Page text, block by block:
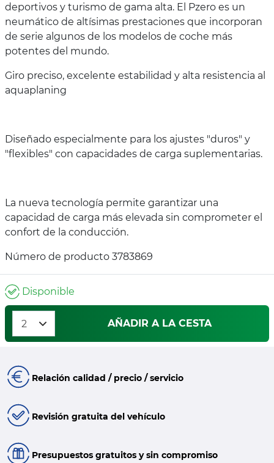
deportivos y turismo de gama alta. El Pzero es un
neumático de altísimas prestaciones que incorporan
de serie algunos de los modelos de coche más
potentes del mundo.
Giro preciso, excelente estabilidad y alta resistencia al
aquaplaning
Diseñado especialmente para los ajustes "duros" y
"flexibles" con capacidades de carga suplementarias.
La nueva tecnología permite garantizar una
capacidad de carga más elevada sin comprometer el
confort de la conducción.
Número de producto 3783869
Disponible
AÑADIR A LA CESTA
Relación calidad / precio / servicio
Revisión gratuita del vehículo
Presupuestos gratuitos y sin compromiso